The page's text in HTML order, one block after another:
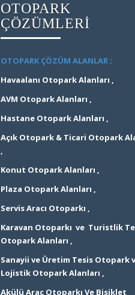
OTOPARK
ÇÖZÜMLERİ
OTOPARK ÇÖZÜM ALANLAR ;
Havaalanı Otopark Alanları ,
AVM Otopark Alanları ,
Hastane Otopark Alanları ,
Açık Otopark & Ticari Otopark
,
Konut Otopark Alanları ,
Plaza Otopark Alanları ,
Servis Aracı Otoparkı ,
Karavan Otoparkı ve Turistlik
Otopark Alanları ,
Sanayii ve Üretim Tesis Otopark
Lojistik Otopark Alanları ,
Akülü Araç Otoparkı Ve Bisiklet